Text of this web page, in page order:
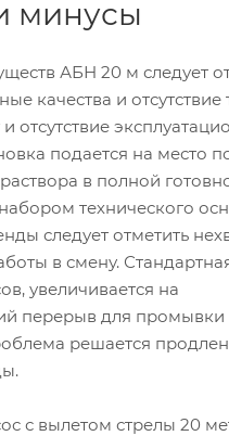
минусы
АБН 20 м следует
качества и отсутствие
отсутствие
подается на место
в полной
технического
следует отметить
в смену.
увеличивается на
перерыв для
решается
с вылетом стрелы 20